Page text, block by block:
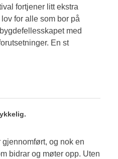
fortjener litt ekstra
for alle som bor på
med
En st
og nok en
bidrar og møter opp. Uten